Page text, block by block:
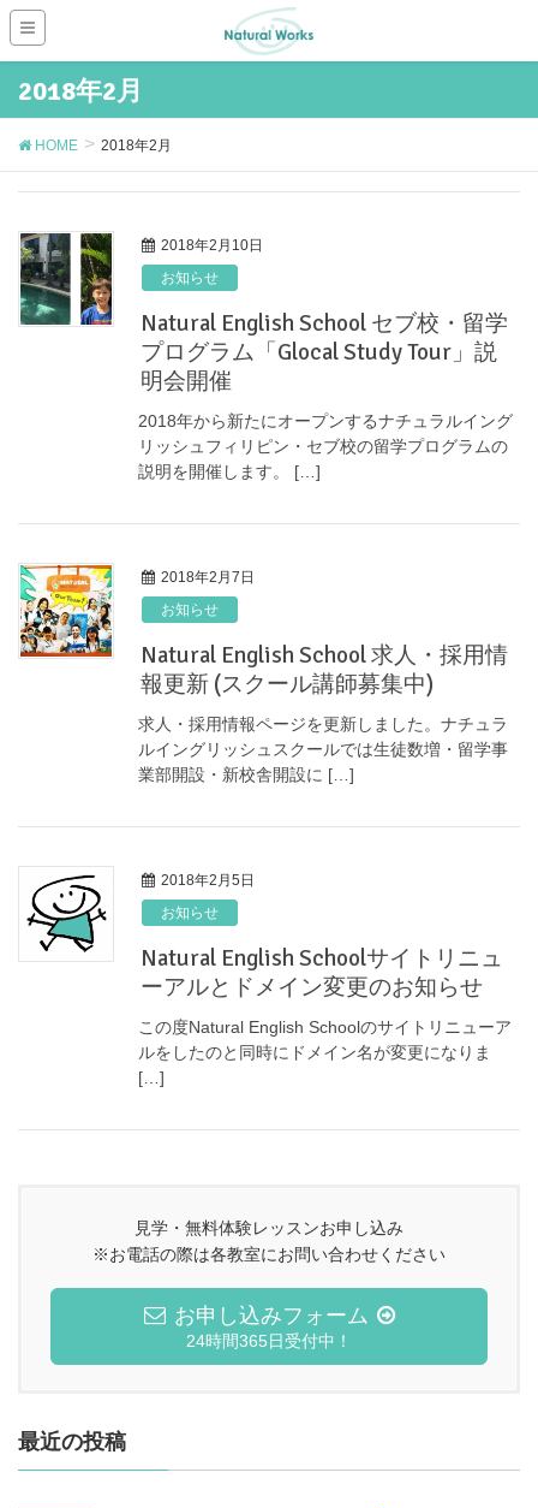
2018年2月
HOME 2018年2月
2018年2月10日
お知らせ
Natural English School セブ校・留学
プログラム「Glocal Study Tour」説
明会開催
2018年から新たにオープンするナチュラルイング
リッシュフィリピン・セブ校の留学プログラムの
説明を開催します。 […]
2018年2月7日
お知らせ
Natural English School 求人・採用情
報更新 (スクール講師募集中)
求人・採用情報ページを更新しました。ナチュラ
ルイングリッシュスクールでは生徒数増・留学事
業部開設・新校舎開設に […]
2018年2月5日
お知らせ
Natural English Schoolサイトリニュ
ーアルとドメイン変更のお知らせ
この度Natural English Schoolのサイトリニューア
ルをしたのと同時にドメイン名が変更になりま
[…]
見学・無料体験レッスンお申し込み
※お電話の際は各教室にお問い合わせください
お申し込みフォーム
24時間365日受付中！
最近の投稿